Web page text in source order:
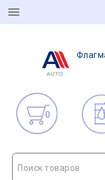
0
Поиск товаров